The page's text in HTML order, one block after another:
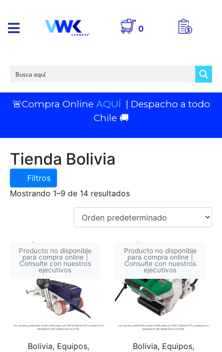
0
🚨Compra Online AQUÍ | Despacho a todo
Chile 🚚
Tienda Bolivia
Filtros
Mostrando 1–9 de 14 resultados
Producto no disponible
para compra online |
Consulte con nuestros
ejecutivos
Bolivia, Equipos,
Producto no disponible
para compra online |
Consulte con nuestros
ejecutivos
Bolivia, Equipos,